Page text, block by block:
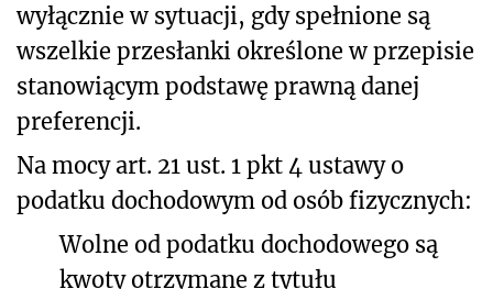
wyłącznie w sytuacji, gdy spełnione są
wszelkie przesłanki określone w przepisie
stanowiącym podstawę prawną danej
preferencji.
Na mocy art. 21 ust. 1 pkt 4 ustawy o
podatku dochodowym od osób fizycznych:
Wolne od podatku dochodowego są
kwoty otrzymane z tytułu